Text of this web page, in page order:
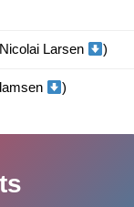
Larsen )
)